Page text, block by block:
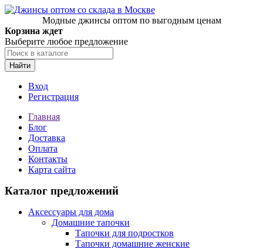
Модные джинсы оптом по выгодным ценам
Корзина ждет
Выберите любое предложение
Найти
Вход
Регистрация
Главная
Блог
Доставка
Оплата
Контакты
Карта сайта
Каталог предложений
Аксессуары для дома
Домашние тапочки
Тапочки для подростков
Тапочки домашние женские